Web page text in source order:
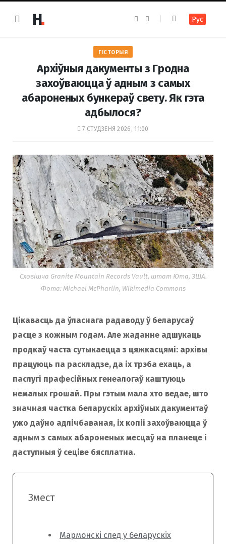
e
k
t
m
Рус
ГІСТОРЫЯ
Архіўныя дакументы з Гродна
захоўваюцца ў адным з самых
абароненых бункераў свету. Як гэта
адбылося?
7 СТУДЗЕНЯ 2026, 11:00
Сховішча Granite Mountain Records Vault, штат Юта, ЗША.
Фота: Michael McPharlin, Wikimedia Commons
Цікавасць да ўласнага радаводу ў беларусаў
расце з кожным годам. Але жаданне адшукаць
продкаў часта сутыкаецца з цяжкасцямі: архівы
працуюць па раскладзе, да іх трэба ехаць, а
паслугі прафесійных генеалогаў каштуюць
немалых грошай. Пры гэтым мала хто ведае, што
значная частка беларускіх архіўных дакументаў
ужо даўно адлічбаваная, іх копіі захоўваюцца ў
адным з самых абароненых месцаў на планеце і
даступныя ў сеціве бясплатна.
Змест
Мармонскі след у беларускіх